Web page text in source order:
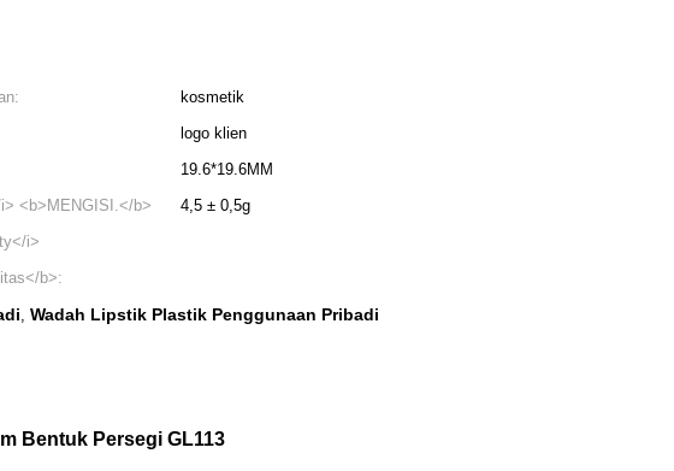
kosmetik
logo klien
19.6*19.6MM
<b>MENGISI.</b>
i>
b>:
4,5 ± 0,5g
, Wadah Lipstik Plastik Penggunaan Pribadi
Bentuk Persegi GL113